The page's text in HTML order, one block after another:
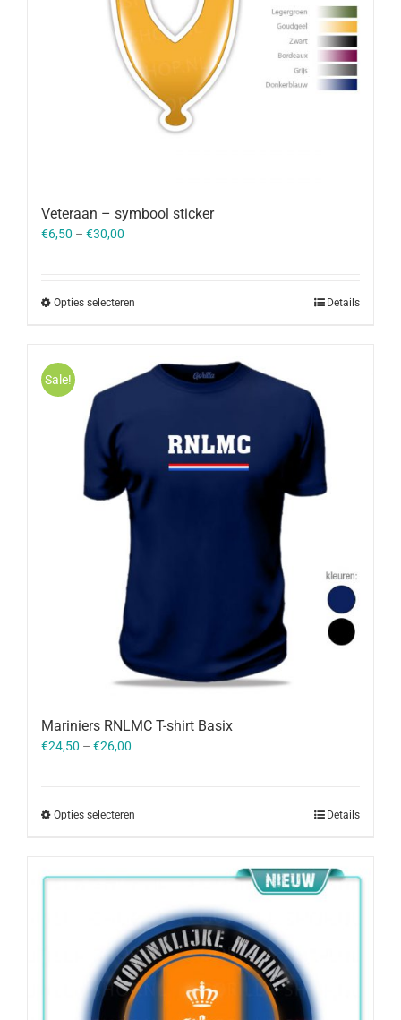
Veteraan – symbool sticker
€6,50 – €30,00
Opties selecteren Details
Sale!
Mariniers RNLMC T-shirt Basix
€24,50 – €26,00
Opties selecteren Details